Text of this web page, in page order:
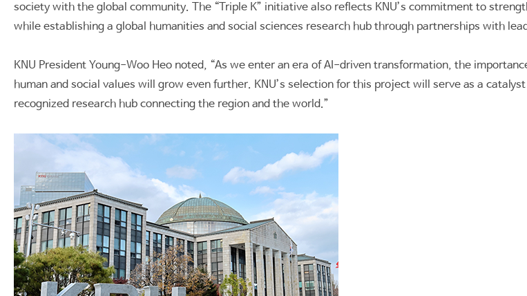
society with the global community. The “Triple K” initiative also reflects KNU’s commitment to
while establishing a global humanities and social sciences research hub through partnerships with
KNU President Young-Woo Heo noted, “As we enter an era of AI-driven transformation, the
human and social values will grow even further. KNU’s selection for this project will serve as a
recognized research hub connecting the region and the world.”